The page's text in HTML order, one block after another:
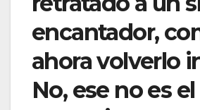
encantador,
ahora volverlo
No, ese no es el